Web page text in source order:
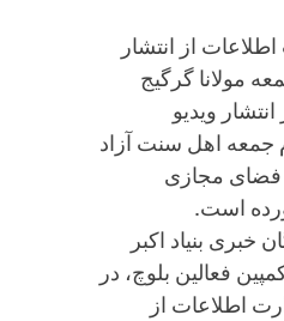
ویدیو
جمعه اهل سنت آزاد
فضای مجازی
است.
خبری بنیاد اکبر
فعالین بلوچ، در
اطلاعات از